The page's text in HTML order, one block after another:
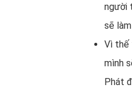
người
sẽ
Vì thế
mình
Phát